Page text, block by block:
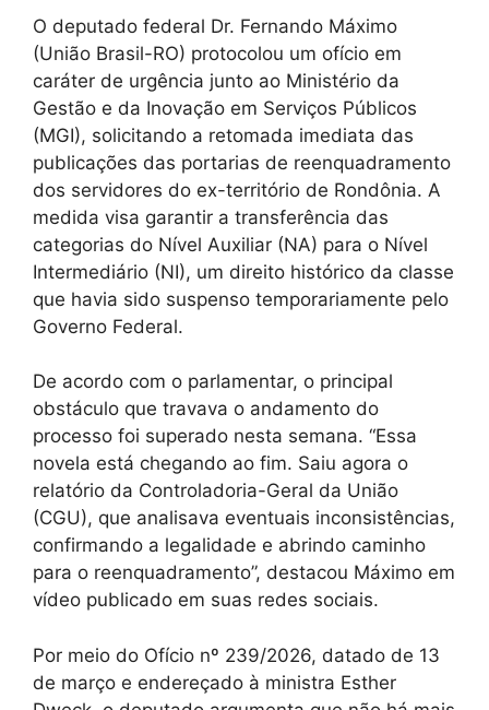
O deputado federal Dr. Fernando Máximo
(União Brasil-RO) protocolou um ofício em
caráter de urgência junto ao Ministério da
Gestão e da Inovação em Serviços Públicos
(MGI), solicitando a retomada imediata das
publicações das portarias de reenquadramento
dos servidores do ex-território de Rondônia. A
medida visa garantir a transferência das
categorias do Nível Auxiliar (NA) para o Nível
Intermediário (NI), um direito histórico da classe
que havia sido suspenso temporariamente pelo
Governo Federal.
De acordo com o parlamentar, o principal
obstáculo que travava o andamento do
processo foi superado nesta semana. “Essa
novela está chegando ao fim. Saiu agora o
relatório da Controladoria-Geral da União
(CGU), que analisava eventuais inconsistências,
confirmando a legalidade e abrindo caminho
para o reenquadramento”, destacou Máximo em
vídeo publicado em suas redes sociais.
Por meio do Ofício nº 239/2026, datado de 13
de março e endereçado à ministra Esther